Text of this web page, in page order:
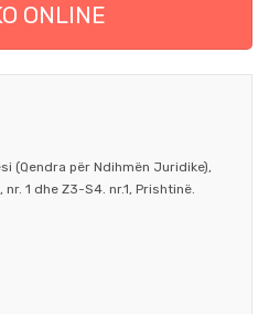
ONLINE
(Qendra për Ndihmën Juridike),
1 dhe Z3-S4. nr.1, Prishtinë.